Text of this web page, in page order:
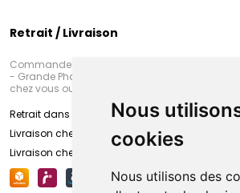
Nous
cookies
Nous utilisons des
Retrait / Livraison
Commandez en ligne et venez chercher votre
- Grande Pharmacie d’Amiens (Fachon) ou
chez vous ou en point retrait
Retrait dans la pharmacie d’Amiens
Livraison chez vous
Livraison chez votre commerçant